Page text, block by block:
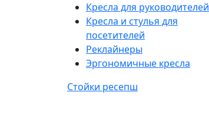
Кресла для руководителей
Кресла и стулья для
посетителей
Реклайнеры
Эргономичные кресла
Стойки ресепш